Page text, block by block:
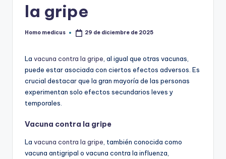
la gripe
Publicado
Homo medicus 29 de diciembre de 2025
La vacuna contra la gripe , al igual que otras vacunas,
puede estar asociada con ciertos efectos adversos. Es
crucial destacar que la gran mayoría de las personas
experimentan solo efectos secundarios leves y
temporales.
Vacuna contra la gripe
La vacuna contra la gripe , también conocida como
vacuna antigripal o vacuna contra la influenza,